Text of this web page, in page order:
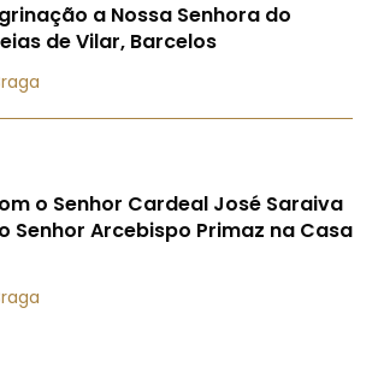
a Nossa Senhora do
de Vilar, Barcelos
o Senhor Cardeal José Saraiva
Senhor Arcebispo Primaz na Casa